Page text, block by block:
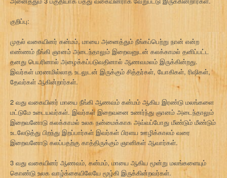
குறிப்பு:
முதல் வகையினர் கன்மம், மாயை அனைத்தும் நீங்கப்பெற்று நான் என்ற
எண்ணம் நீங்கி ஞானம் அடைந்தாலும் இறைவனுடன் கலக்காமல் தனிப்பட்ட
தனது பெயரினால் அழைக்கப்படுவதினால் ஆணவமலம் இருக்கின்றது.
இவர்கள் மரணமில்லாத உடலுடன் இருக்கும் சித்தர்கள், யோகிகள், ரிஷிகள்,
தேவர்கள் ஆகின்றார்கள்.
2 வது வகையினர் மாயை நீங்கி ஆணவம் கன்மம் ஆகிய இரண்டு மலங்களை
மட்டுமே உடையவர்கள். இவர்கள் இறைவனை உணர்ந்து ஞானம் அடைந்தாலும்
இறைவனோடு கலக்காமல் உலக நன்மைக்காக அவ்வப்போது மீண்டும் மீண்டும்
உடலேடுத்து பிறந்து இறப்பார்கள் இவர்கள் பிரளய ஊழிக்காலம் வரை
இறைவனோடு கலப்பதற்கு காத்திருக்கும் ஞானிகள் ஆவார்கள்.
3 வது வகையினர் ஆணவம், கன்மம், மாயை ஆகிய மூன்று மலங்களையும்
கொண்டு உலக வாழ்க்கையிலேயே மூழ்கி இருக்கின்றவர்கள்.